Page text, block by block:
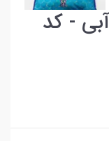
- کد